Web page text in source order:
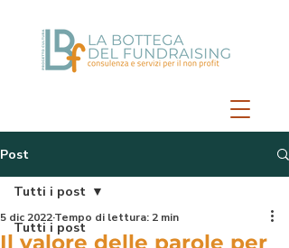
Post
Tutti i post
Tutti i post
Il valore delle parole per
5 dic 2022Tempo di lettura: 2 min